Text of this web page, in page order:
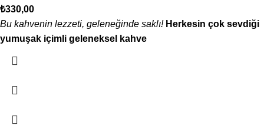
₺330,00
Bu kahvenin lezzeti, geleneğinde saklı! Herkesin çok sevdiği
yumuşak içimli geleneksel kahve